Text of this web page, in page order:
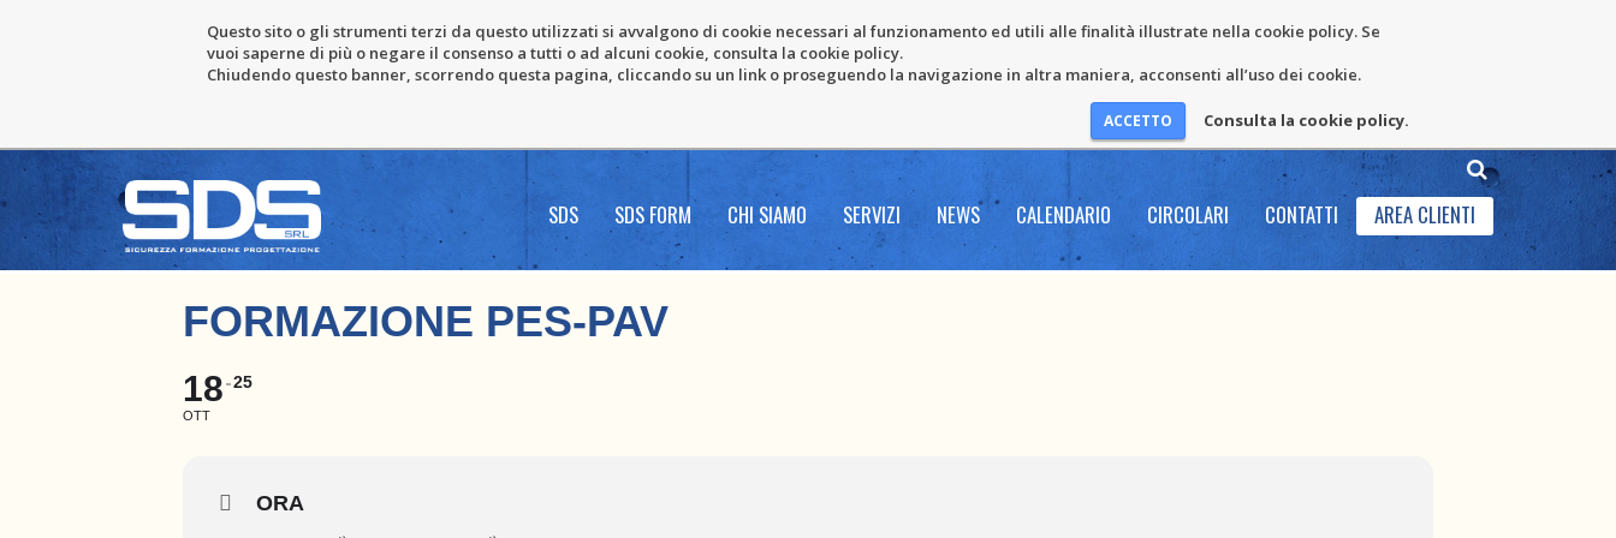
Questo sito o gli strumenti terzi da questo utilizzati si avvalgono di cookie necessari al funzionamento ed utili alle finalità illustrate nella cookie policy. Se
vuoi saperne di più o negare il consenso a tutti o ad alcuni cookie, consulta la cookie policy.
Chiudendo questo banner, scorrendo questa pagina, cliccando su un link o proseguendo la navigazione in altra maniera, acconsenti all’uso dei cookie.
Consulta la cookie policy.
SDS SDS FORM CHI SIAMO SERVIZI NEWS CALENDARIO CIRCOLARI CONTATTI AREA CLIENTI
FORMAZIONE PES-PAV
18
OTT
25
ORA